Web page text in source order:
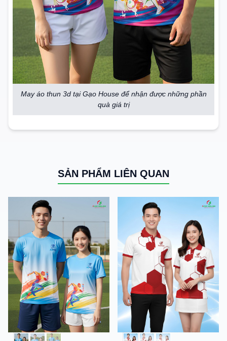
May áo thun 3d tại Gạo House để nhận được những phần
quà giá trị
SẢN PHẨM LIÊN QUAN